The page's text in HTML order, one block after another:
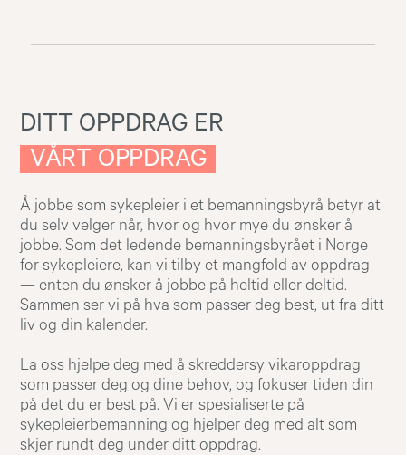
DITT OPPDRAG ER
VÅRT OPPDRAG
Å jobbe som sykepleier i et bemanningsbyrå betyr at
du selv velger når, hvor og hvor mye du ønsker å
jobbe. Som det ledende bemanningsbyrået i Norge
for sykepleiere, kan vi tilby et mangfold av oppdrag
— enten du ønsker å jobbe på heltid eller deltid.
Sammen ser vi på hva som passer deg best, ut fra ditt
liv og din kalender.
La oss hjelpe deg med å skreddersy vikaroppdrag
som passer deg og dine behov, og fokuser tiden din
på det du er best på. Vi er spesialiserte på
sykepleierbemanning og hjelper deg med alt som
skjer rundt deg under ditt oppdrag.